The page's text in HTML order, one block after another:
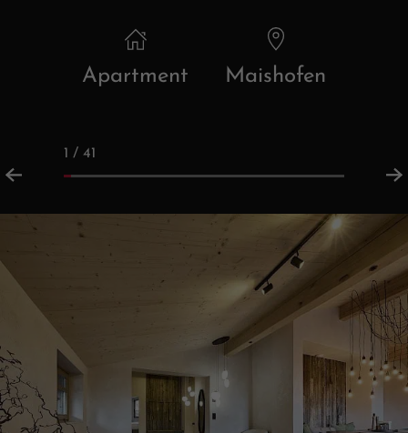
Apartment Maishofen
1 / 41